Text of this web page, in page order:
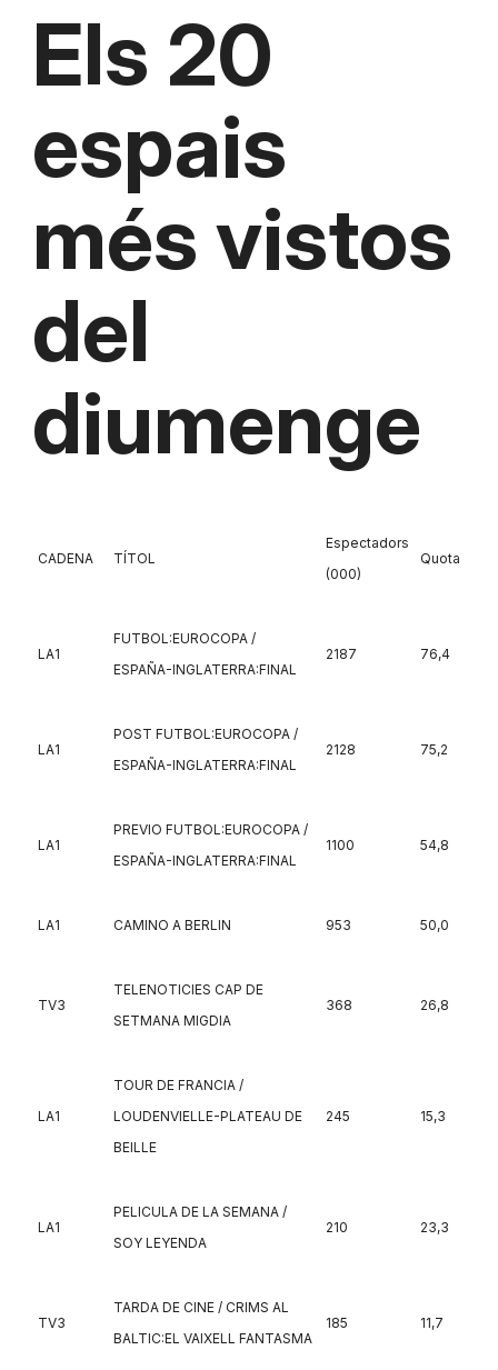
Els 20
espais
més vistos
del
diumenge
CADENA TÍTOL
Espectadors
(000)
Quota
LA1
FUTBOL:EUROCOPA /
ESPAÑA-INGLATERRA:FINAL
2187 76,4
LA1
POST FUTBOL:EUROCOPA /
ESPAÑA-INGLATERRA:FINAL
2128 75,2
LA1
PREVIO FUTBOL:EUROCOPA /
ESPAÑA-INGLATERRA:FINAL
1100 54,8
LA1 CAMINO A BERLIN 953 50,0
TV3
TELENOTICIES CAP DE
SETMANA MIGDIA
368 26,8
LA1
TOUR DE FRANCIA /
LOUDENVIELLE-PLATEAU DE
BEILLE
245 15,3
LA1
PELICULA DE LA SEMANA /
SOY LEYENDA
210 23,3
TV3
TARDA DE CINE / CRIMS AL
BALTIC:EL VAIXELL FANTASMA
185 11,7